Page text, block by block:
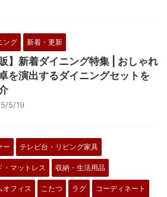
ング 新着・更新
販】新着ダイニング特集 | おしゃれ
を演出するダイニングセットを
5/19
ー テレビ台・リビング家具
・マットレス 収納・生活用品
オフィス こたつ ラグ コーディネート